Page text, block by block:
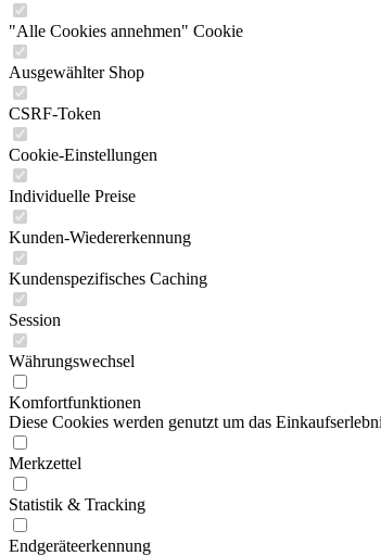
"Alle Cookies annehmen" Cookie
Ausgewählter Shop
CSRF-Token
Cookie-Einstellungen
Individuelle Preise
Kunden-Wiedererkennung
Kundenspezifisches Caching
Session
Währungswechsel
Komfortfunktionen
Diese Cookies werden genutzt um das
Merkzettel
Statistik & Tracking
Endgeräteerkennung